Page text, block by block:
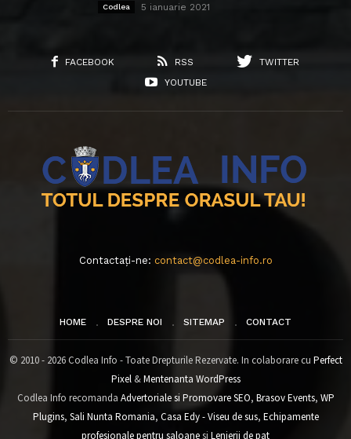
Codlea 5 ianuarie 2021
FACEBOOK RSS
TWITTER
YOUTUBE
Contactați-ne: contact@codlea-info.ro
HOME DESPRE NOI SITEMAP CONTACT
© 2010 - 2026 Codlea Info - Toate Drepturile Rezervate. In colaborare cu Perfect
Pixel&Mentenanta WordPress
Codlea Info recomanda Advertoriale si Promovare SEO, Brasov Events, WP
Plugins, Sali Nunta Romania, Casa Edy - Viseu de sus, Echipamente
profesionale pentru saloanesi Lenjerii de pat